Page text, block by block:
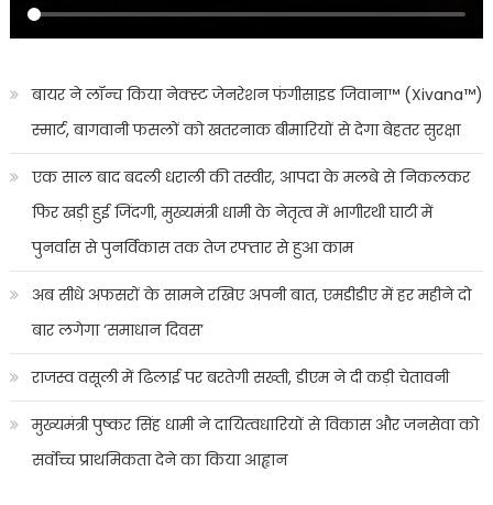
बायर ने लॉन्च किया नेक्स्ट जेनरेशन फंगीसाइड जिवाना™️ (Xivana™️)
स्मार्ट, बागवानी फसलों को खतरनाक बीमारियों से देगा बेहतर सुरक्षा
एक साल बाद बदली धराली की तस्वीर, आपदा के मलबे से निकलकर
फिर खड़ी हुई जिंदगी, मुख्यमंत्री धामी के नेतृत्व में भागीरथी घाटी में
पुनर्वास से पुनर्विकास तक तेज रफ्तार से हुआ काम
अब सीधे अफसरों के सामने रखिए अपनी बात, एमडीडीए में हर महीने दो
बार लगेगा ‘समाधान दिवस’
राजस्व वसूली में ढिलाई पर बरतेगी सख्ती, डीएम ने दी कड़ी चेतावनी
मुख्यमंत्री पुष्कर सिंह धामी ने दायित्वधारियों से विकास और जनसेवा को
सर्वोच्च प्राथमिकता देने का किया आह्वान